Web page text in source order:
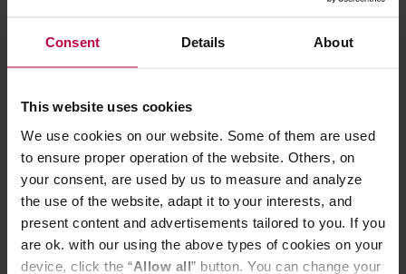
Consent Details About
This website uses cookies
We use cookies on our website. Some of them are used
to ensure proper operation of the website. Others, on
your consent, are used by us to measure and analyze
the use of the website, adapt it to your interests, and
present content and advertisements tailored to you. If you
are ok. with our using the above types of cookies on your
device, click the “Allow all” button. You can change your
Mleko jest dość ciężkie i łatwiej wypić nam klasyczne
cappuccino (150-160ml) niż dużą kawę z mlekiem,